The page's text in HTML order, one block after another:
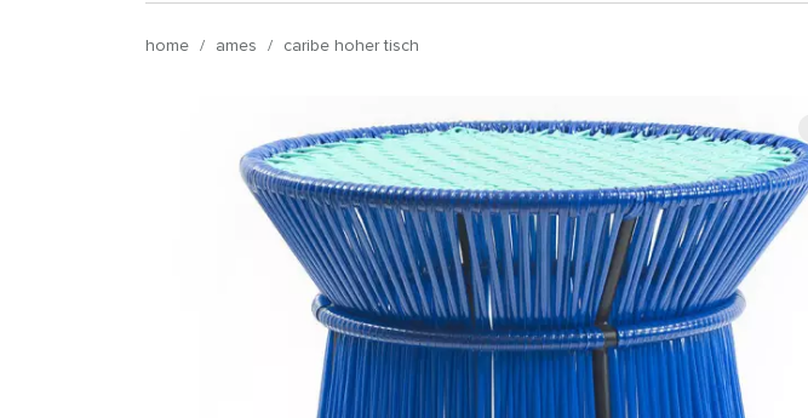
home / ames / caribe hoher tisch